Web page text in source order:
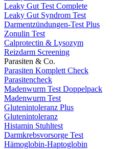
Leaky Gut Test Complete
Leaky Gut Syndrom Test
Darmentzündungen-Test Plus
Zonulin Test
Calprotectin & Lysozym
Reizdarm Screening
Parasiten & Co.
Parasiten Komplett Check
Parasitencheck
Madenwurm Test Doppelpack
Madenwurm Test
Glutenintoleranz Plus
Glutenintoleranz
Histamin Stuhltest
Darmkrebsvorsorge Test
Hämoglobin-Haptoglobin